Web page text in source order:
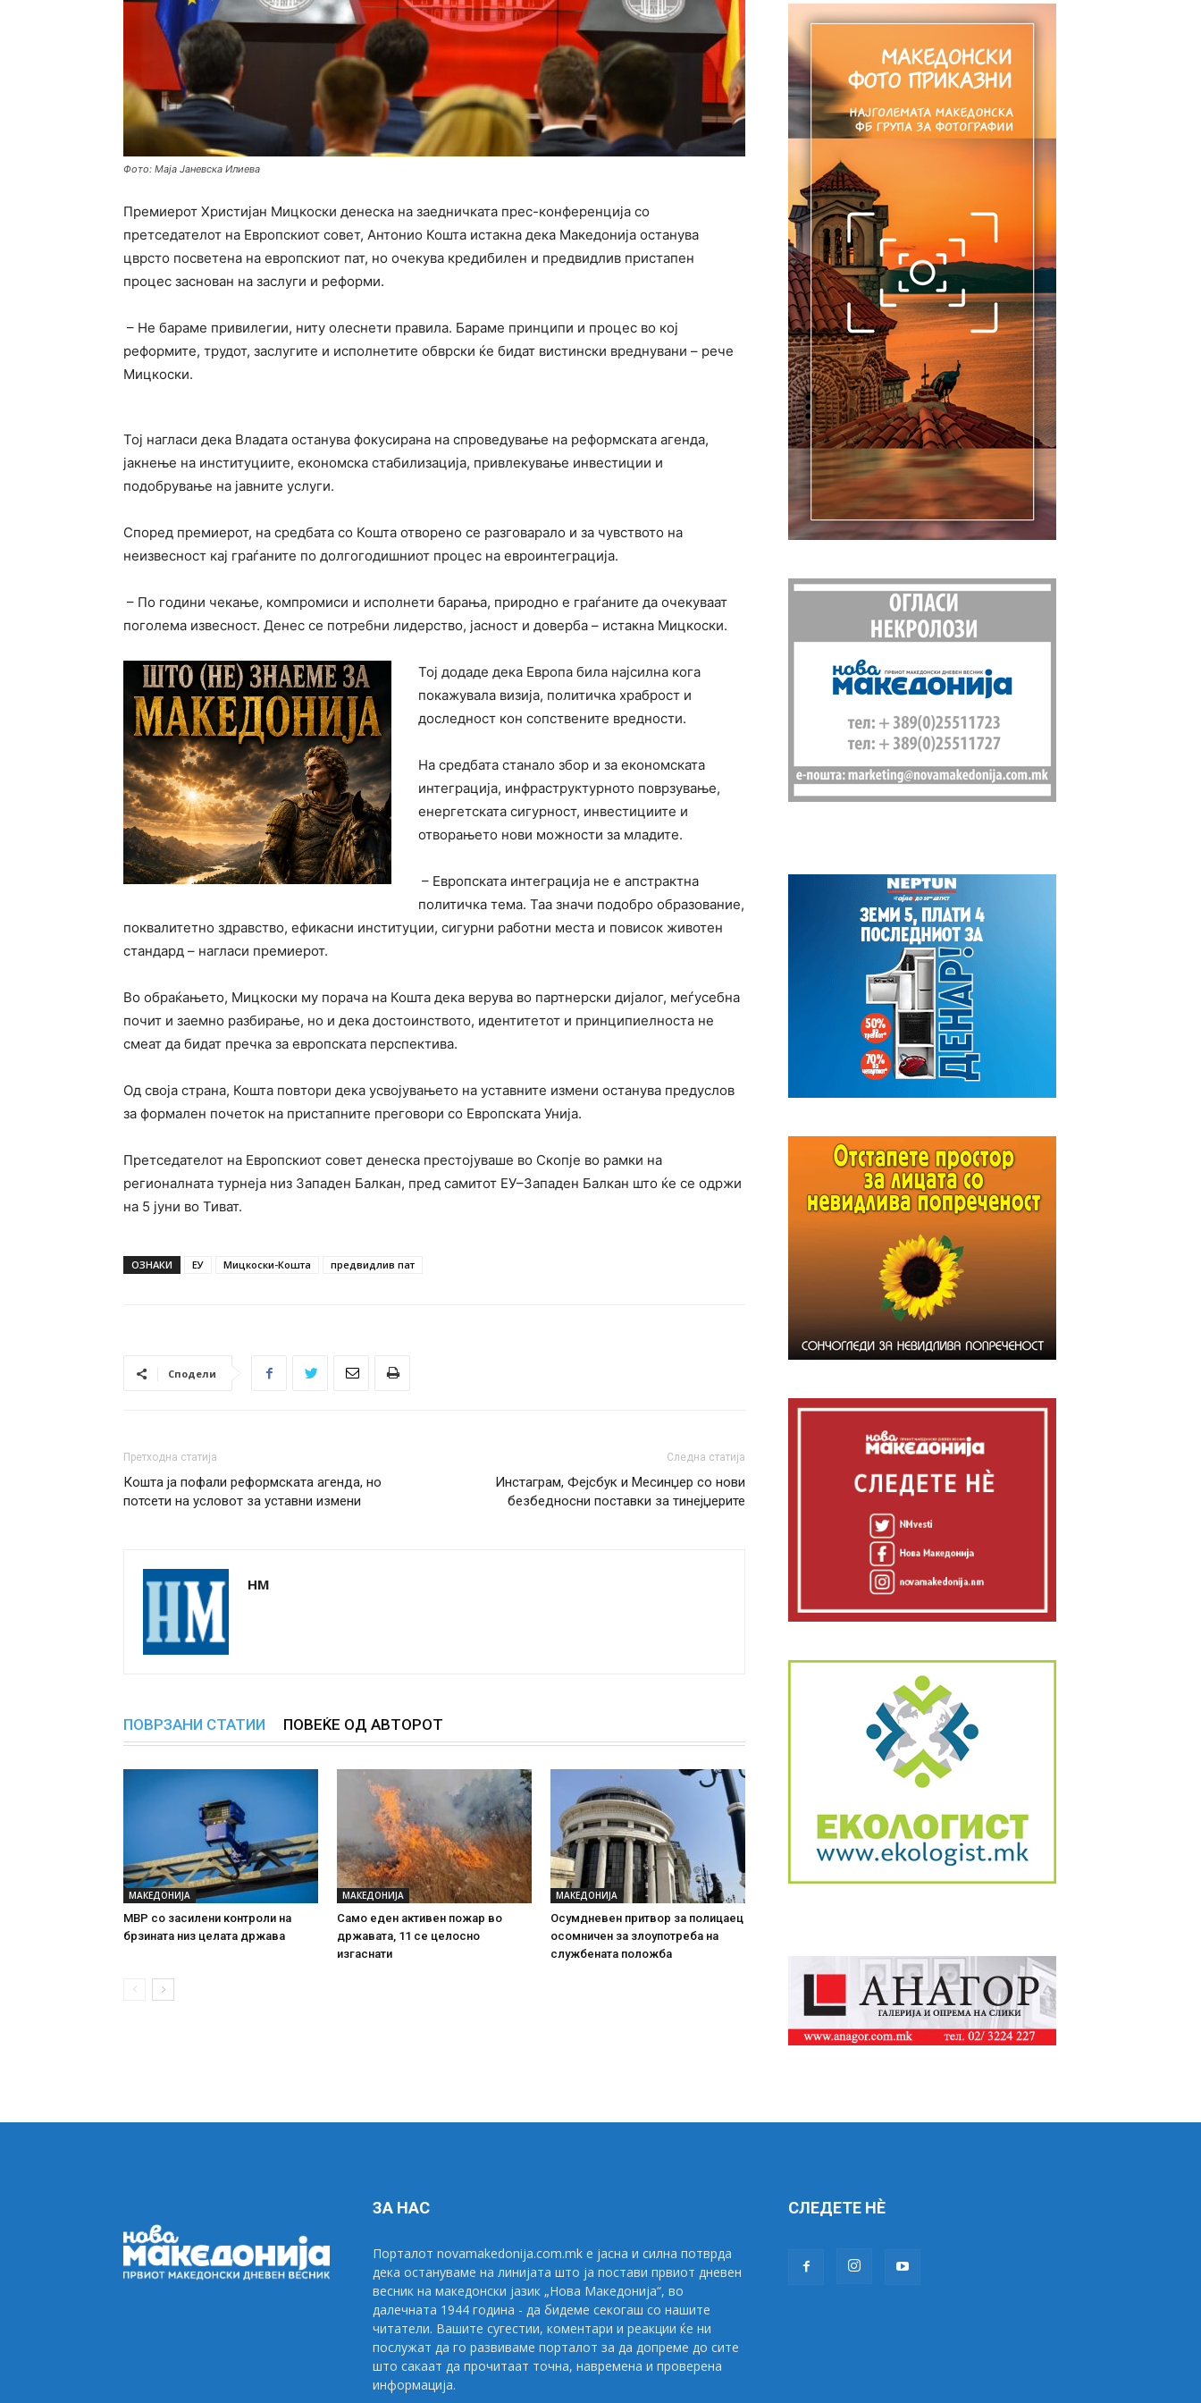
Фото: Маја Јаневска Илиева
Премиерот Христијан Мицкоски денеска на заедничката прес-конференција со
претседателот на Европскиот совет, Антонио Кошта истакна дека Македонија останува
цврсто посветена на европскиот пат, но очекува кредибилен и предвидлив пристапен
процес заснован на заслуги и реформи.
– Не бараме привилегии, ниту олеснети правила. Бараме принципи и процес во кој
реформите, трудот, заслугите и исполнетите обврски ќе бидат вистински вреднувани – рече
Мицкоски.
Тој нагласи дека Владата останува фокусирана на спроведување на реформската агенда,
јакнење на институциите, економска стабилизација, привлекување инвестиции и
подобрување на јавните услуги.
Според премиерот, на средбата со Кошта отворено се разговарало и за чувството на
неизвесност кај граѓаните по долгогодишниот процес на евроинтеграција.
– По години чекање, компромиси и исполнети барања, природно е граѓаните да очекуваат
поголема извесност. Денес се потребни лидерство, јасност и доверба – истакна Мицкоски.
Тој додаде дека Европа била најсилна кога
покажувала визија, политичка храброст и
доследност кон сопствените вредности.
На средбата станало збор и за економската
интеграција, инфраструктурното поврзување,
енергетската сигурност, инвестициите и
отворањето нови можности за младите.
– Европската интеграција не е апстрактна
политичка тема. Таа значи подобро образование,
поквалитетно здравство, ефикасни институции, сигурни работни места и повисок животен
стандард – нагласи премиерот.
Во обраќањето, Мицкоски му порача на Кошта дека верува во партнерски дијалог, меѓусебна
почит и заемно разбирање, но и дека достоинството, идентитетот и принципиелноста не
смеат да бидат пречка за европската перспектива.
Од своја страна, Кошта повтори дека усвојувањето на уставните измени останува предуслов
за формален почеток на пристапните преговори со Европската Унија.
Претседателот на Европскиот совет денеска престојуваше во Скопје во рамки на
регионалната турнеја низ Западен Балкан, пред самитот ЕУ–Западен Балкан што ќе се одржи
на 5 јуни во Тиват.
ОЗНАКИ ЕУ Мицкоски-Кошта предвидлив пат
Сподели
Претходна статија
Кошта ја пофали реформската агенда, но
потсети на условот за уставни измени
Следна статија
Инстаграм, Фејсбук и Месинџер со нови
безбедносни поставки за тинејџерите
НМ
ПОВРЗАНИ СТАТИИ ПОВЕЌЕ ОД АВТОРОТ
МАКЕДОНИЈА
МВР со засилени контроли на
брзината низ целата држава
МАКЕДОНИЈА
Само еден активен пожар во
државата, 11 се целосно
изгаснати
МАКЕДОНИЈА
Осумдневен притвор за полицаец
осомничен за злоупотреба на
службената положба
ЗА НАС
Порталот novamakedonija.com.mk е јасна и силна потврда
дека остануваме на линијата што ја постави првиот дневен
весник на македонски јазик „Нова Македонија“, во
далечната 1944 година - да бидеме секогаш со нашите
читатели. Вашите сугестии, коментари и реакции ќе ни
послужат да го развиваме порталот за да допреме до сите
што сакаат да прочитаат точна, навремена и проверена
информација.
СЛЕДЕТЕ НÈ